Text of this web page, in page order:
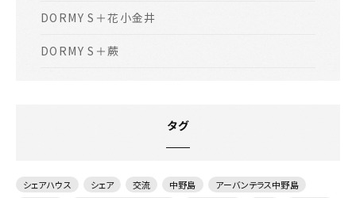
DORMY S＋花小金井
DORMY S＋蕨
タグ
シェアハウス シェア 交流 中野島
アーバンテラス中野島